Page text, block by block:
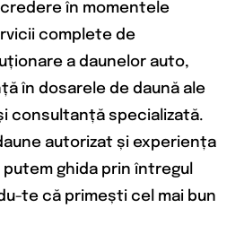
în momentele
complete de
a daunelor auto,
în dosarele de daună ale
consultanță specializată.
autorizat și experiența
ghida prin întregul
te că primești cel mai bun